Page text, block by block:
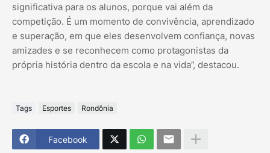
significativa para os alunos, porque vai além da
competição. É um momento de convivência, aprendizado
e superação, em que eles desenvolvem confiança, novas
amizades e se reconhecem como protagonistas da
própria história dentro da escola e na vida”, destacou.
Tags Esportes Rondônia
Facebook